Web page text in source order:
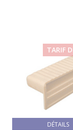
DÉTAILS
TARIF